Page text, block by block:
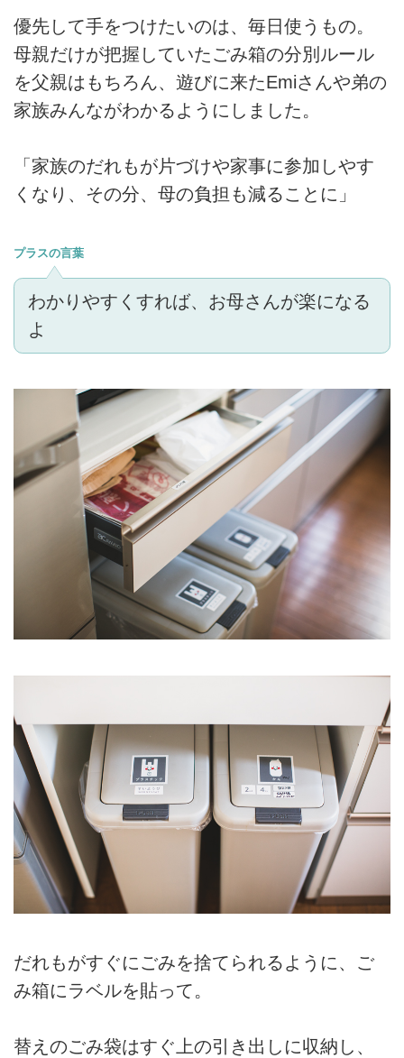
優先して手をつけたいのは、毎日使うもの。
母親だけが把握していたごみ箱の分別ルール
を父親はもちろん、遊びに来たEmiさんや弟の
家族みんながわかるようにしました。
「家族のだれもが片づけや家事に参加しやす
くなり、その分、母の負担も減ることに」
プラスの言葉
わかりやすくすれば、お母さんが楽になる
よ
だれもがすぐにごみを捨てられるように、ご
み箱にラベルを貼って。
替えのごみ袋はすぐ上の引き出しに収納し、